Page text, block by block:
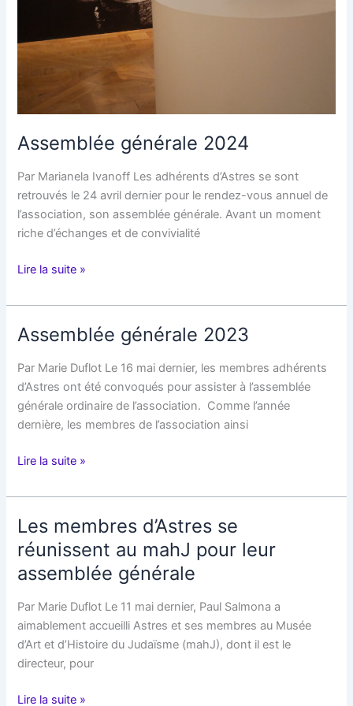
Assemblée générale 2024
Par Marianela Ivanoff Les adhérents d’Astres se sont
retrouvés le 24 avril dernier pour le rendez-vous annuel de
l’association, son assemblée générale. Avant un moment
riche d’échanges et de convivialité
Assemblée
2024
Lire la suite »
Assemblée générale 2023
Par Marie Duflot Le 16 mai dernier, les membres adhérents
d’Astres ont été convoqués pour assister à l’assemblée
générale ordinaire de l’association. Comme l’année
dernière, les membres de l’association ainsi
Assemblée
2023
Lire la suite »
Les membres d’Astres se
réunissent au mahJ pour leur
assemblée générale
Par Marie Duflot Le 11 mai dernier, Paul Salmona a
aimablement accueilli Astres et ses membres au Musée
d’Art et d’Histoire du Judaïsme (mahJ), dont il est le
directeur, pour
Les
Lire la suite »